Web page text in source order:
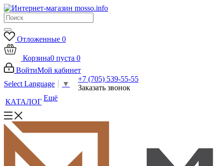
Отложенные 0
Корзина0 пуста 0
ВойтиМой кабинет
Select Language
▼
+7 (705) 539-55-55
Заказать звонок
КАТАЛОГ Ещё